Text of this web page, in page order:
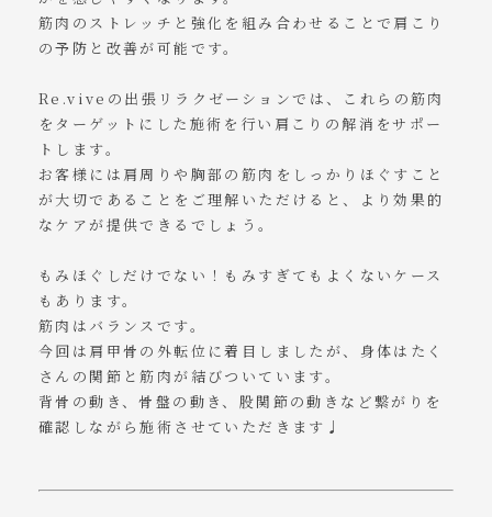
筋肉のストレッチと強化を組み合わせることで肩こり
の予防と改善が可能です。
Re.viveの出張リラクゼーションでは、これらの筋肉
をターゲットにした施術を行い肩こりの解消をサポー
トします。
お客様には肩周りや胸部の筋肉をしっかりほぐすこと
が大切であることをご理解いただけると、より効果的
なケアが提供できるでしょう。
もみほぐしだけでない！もみすぎてもよくないケース
もあります。
筋肉はバランスです。
今回は肩甲骨の外転位に着目しましたが、身体はたく
さんの関節と筋肉が結びついています。
背骨の動き、骨盤の動き、股関節の動きなど繋がりを
確認しながら施術させていただきます♩